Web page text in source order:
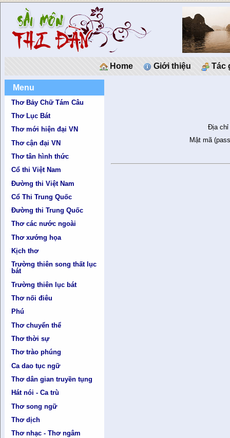
Home Giới thiệu Tác
Menu
Thơ Bảy Chữ Tám Câu
Thơ Lục Bát
Thơ mới hiện đại VN
Thơ cận đại VN
Thơ tân hình thức
Cổ thi Việt Nam
Đường thi Việt Nam
Cổ Thi Trung Quốc
Đường thi Trung Quốc
Thơ các nước ngoài
Thơ xướng họa
Kịch thơ
Trường thiên song thất lục
bát
Trường thiên lục bát
Thơ nối điêu
Phú
Thơ chuyển thể
Thơ thời sự
Thơ trào phúng
Ca dao tục ngữ
Thơ dân gian truyền tụng
Hát nói - Ca trù
Thơ song ngữ
Thơ dịch
Thơ nhạc - Thơ ngâm
Địa chỉ
Mật mã